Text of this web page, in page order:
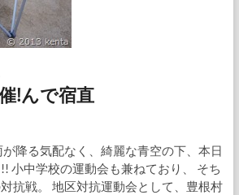
!んで宿直
降る気配なく、綺麗な青空の下、本日
小中学校の運動会も兼ねており、 そち
抗戦。 地区対抗運動会として、豊根村